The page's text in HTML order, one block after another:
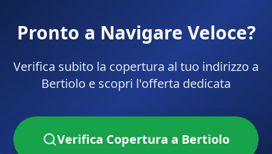
Pronto a Navigare Veloce?
Verifica subito la copertura al tuo indirizzo a
Bertiolo e scopri l'offerta dedicata
Verifica Copertura a Bertiolo